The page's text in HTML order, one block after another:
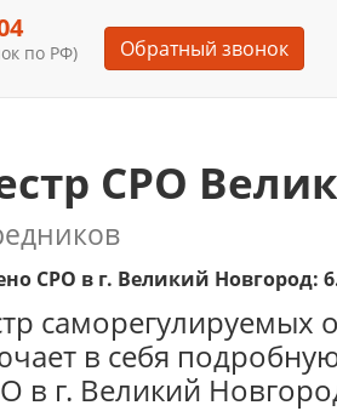
по РФ) Обратный звонок
СРО
СРО в г. Великий Новгород:
в себя
в г. Великий